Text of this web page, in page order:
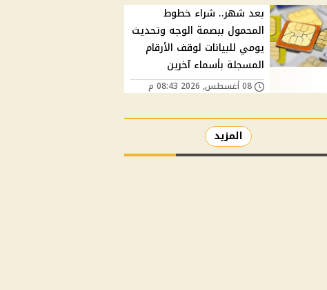
بعد شهر.. شراء خطوط
المحمول ببصمة الوجه وتحديث
يومي للبيانات لوقف الأرقام
المسجلة بأسماء آخرين
08 أغسطس, 2026 08:43 م
المزيد